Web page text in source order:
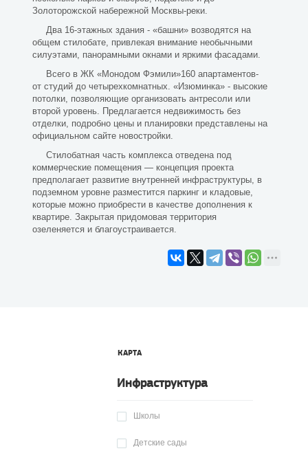
Золоторожской набережной Москвы-реки.
Два 16-этажных здания - «башни» возводятся на
общем стилобате, привлекая внимание необычными
силуэтами, панорамными окнами и яркими фасадами.
Всего в ЖК «Монодом Фэмили»160 апартаментов-
от студий до четырехкомнатных. «Изюминка» - высокие
потолки, позволяющие организовать антресоли или
второй уровень. Предлагается недвижимость без
отделки, подробно цены и планировки представлены на
официальном сайте новостройки.
Стилобатная часть комплекса отведена под
коммерческие помещения — концепция проекта
предполагает развитие внутренней инфраструктуры, в
подземном уровне разместится паркинг и кладовые,
которые можно приобрести в качестве дополнения к
квартире. Закрытая придомовая территория
озеленяется и благоустраивается.
КАРТА
Инфраструктура
Школы
Детские сады